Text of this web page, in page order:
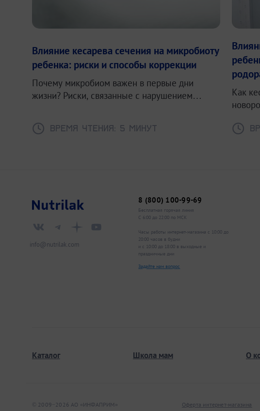
Влияние кесарева сечения на микробиоту
ребенка: риски и способы коррекции
Почему микробиом важен в первые дни
жизни? Риски, связанные с нарушением
Время чтения: 5 минут
Как
info@nutrilak.com
8 (800) 100-99-69
Бесплатная горячая линия
С 6:00 до 22:00 по МСК
Часы работы интернет-магазина с 10:00 до
20:00 часов в будни
и с 10:00 до 18:00 в выходные и
праздничные дни
Задайте нам вопрос
Каталог Школа мам О
© 2009−2026 АО «ИНФАПРИМ» Оферта интернет-магазина